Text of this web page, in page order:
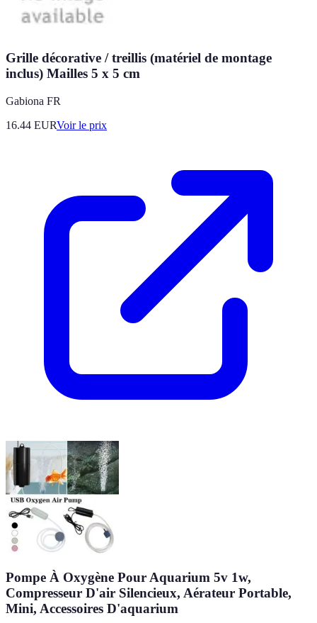
Grille décorative / treillis (matériel de montage
inclus) Mailles 5 x 5 cm
Gabiona FR
16.44 EURVoir le prix
Pompe À Oxygène Pour Aquarium 5v 1w,
Compresseur D'air Silencieux, Aérateur Portable,
Mini, Accessoires D'aquarium